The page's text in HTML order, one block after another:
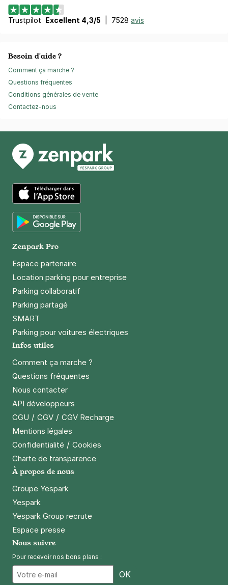
Trustpilot Excellent 4,3/5 7528 avis
Besoin d'aide ?
Comment ça marche ?
Questions fréquentes
Conditions générales de vente
Contactez-nous
App Store
Zenpark Pro
Espace partenaire
Location parking pour entreprise
Parking collaboratif
Parking partagé
SMART
Parking pour voitures électriques
Infos utiles
Comment ça marche ?
Questions fréquentes
Nous contacter
API développeurs
CGU / CGV / CGV Recharge
Mentions légales
Confidentialité / Cookies
Charte de transparence
À propos de nous
Groupe Yespark
Yespark
Yespark Group recrute
Espace presse
Nous suivre
Pour recevoir nos bons plans :
OK